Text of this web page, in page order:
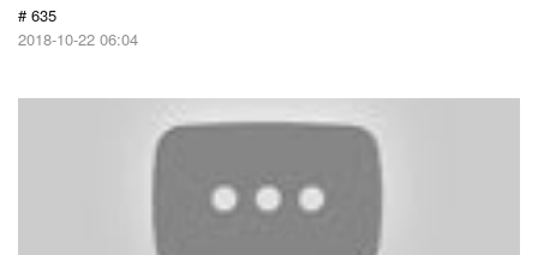
# 635
2018-10-22 06:04